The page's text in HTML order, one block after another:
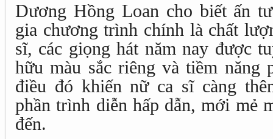
Dương Hồng Loan cho biết ấn
gia chương trình chính là chất
sĩ, các giọng hát năm nay được
hữu màu sắc riêng và tiềm năng
điều đó khiến nữ ca sĩ càng
phần trình diễn hấp dẫn, mới mẻ
đến.